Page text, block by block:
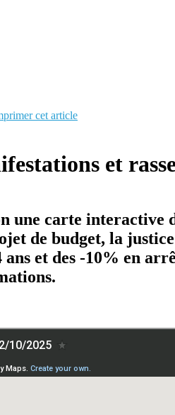
cet article
et
une carte interactive
de budget, la
et des -10% en